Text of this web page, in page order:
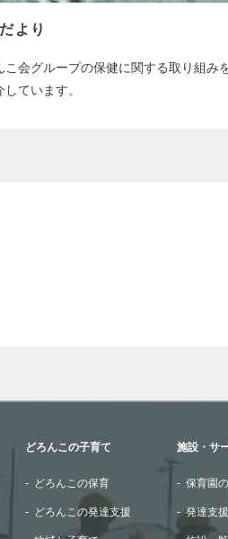
より
こ会グループの保健に関する取り組み
しています。
to review and enter to go
どろんこの子育て
どろんこの保育
どろんこの発達支援
施設・サ
保育園
発達支